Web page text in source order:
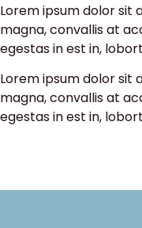
Lorem ipsum dolor sit
magna, convallis at
egestas in est in,
Lorem ipsum dolor sit
magna, convallis at
egestas in est in,